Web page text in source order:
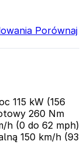
Porównaj
115 kW (156
260 Nm
h (0 do 62 mph)
150 km/h (93